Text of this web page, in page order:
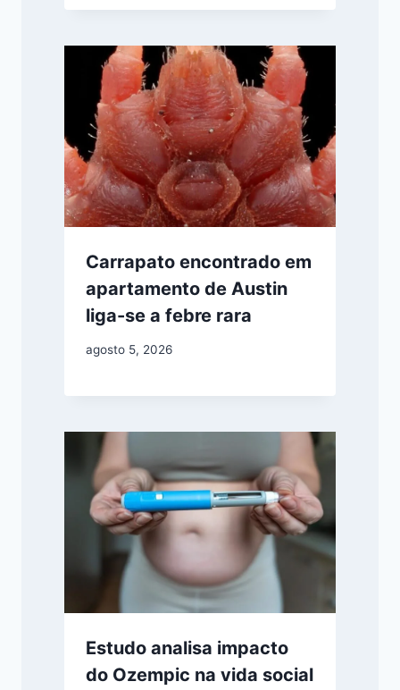
Carrapato encontrado em
apartamento de Austin
liga-se a febre rara
agosto 5, 2026
Estudo analisa impacto
do Ozempic na vida social